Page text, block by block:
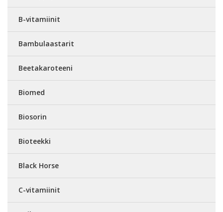
B-vitamiinit
Bambulaastarit
Beetakaroteeni
Biomed
Biosorin
Bioteekki
Black Horse
C-vitamiinit